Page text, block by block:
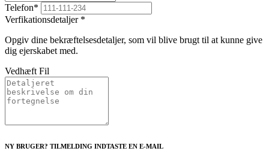
Telefon*
Verfikationsdetaljer *
Opgiv dine bekræftelsesdetaljer, som vil blive brugt til at kunne give
dig ejerskabet med.
Vedhæft Fil
NY BRUGER? TILMELDING INDTASTE EN E-MAIL